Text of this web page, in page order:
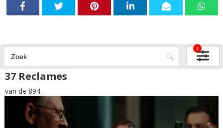
1
37 Reclames
van de 894